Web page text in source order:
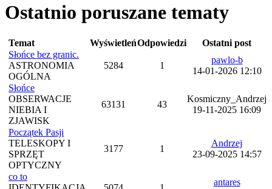
Ostatnio poruszane tematy
Temat WyświetleńOdpowiedzi
Ostatni post
Słońce bez granic.
ASTRONOMIA
OGÓLNA
5284 1
pawlo-b
14-01-2026 12:10
Słońce
OBSERWACJE
NIEBIA I
ZJAWISK
63131 43
Kosmiczny_Andrzej
19-11-2025 16:09
Początek Pasji
TELESKOPY I
SPRZĘT
OPTYCZNY
3177 1
Andrzej
23-09-2025 14:57
co to
antares